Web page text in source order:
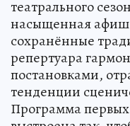
Саратовский
балета объявляет
билетов на
театрального
насыщенная
сохранённые
репертуара